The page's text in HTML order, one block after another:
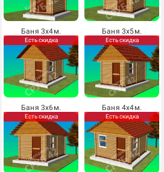
Баня 3х4м.
Есть скидка
Баня 3х5м.
Есть скидка
Баня 3х6м.
Есть скидка
Баня 4х4м.
Есть скидка